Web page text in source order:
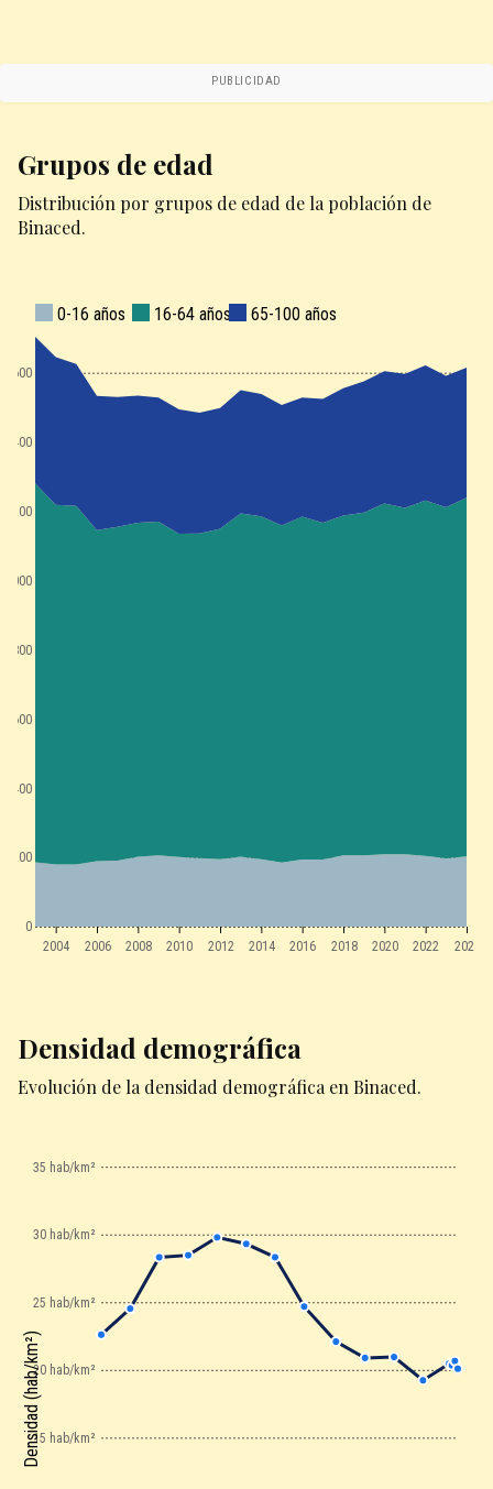
PUBLICIDAD
Grupos de edad
Distribución por grupos de edad de la población de
Binaced.
2004 2006 2008 2010 2012 2014 2016 2018 2020 2022 2024
0
200
400
600
800
1000
1200
1400
1600
0-16 años 16-64 años 65-100 años
Densidad demográfica
Evolución de la densidad demográfica en Binaced.
15 hab/km²
20 hab/km²
25 hab/km²
30 hab/km²
35 hab/km²
Densidad (hab/km²)